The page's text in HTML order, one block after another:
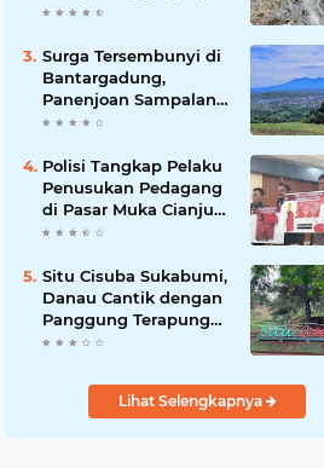
Siap Menjadi Ikon
Kabupaten Sukabumi
Surga Tersembunyi di
Bantargadung,
Panenjoan Sampalan
Bersiap Menjadi
Baru Sukabumi
Polisi Tangkap Pelaku
Penusukan Pedagang
di Pasar Muka Cianjur,
Terancam 15 Tahun
Situ Cisuba Sukabumi,
Danau Cantik dengan
Panggung Terapung
yang Cocok Jadi
Pekan
Lihat Selengkapnya